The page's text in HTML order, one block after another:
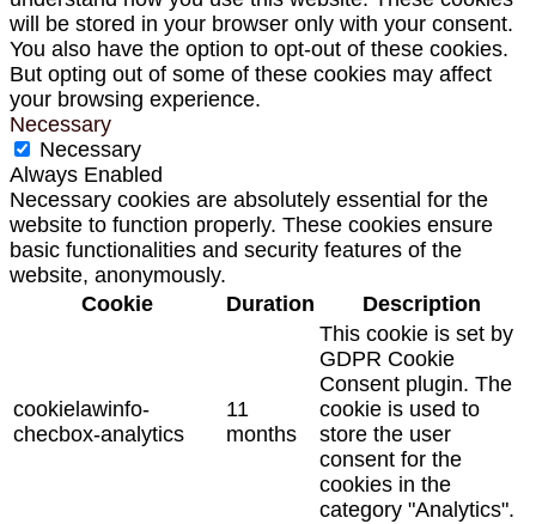
will be stored in your browser only with your consent.
You also have the option to opt-out of these cookies.
But opting out of some of these cookies may affect
your browsing experience.
Necessary
Necessary
Always Enabled
Necessary cookies are absolutely essential for the
website to function properly. These cookies ensure
basic functionalities and security features of the
website, anonymously.
Cookie
Duration Description
cookielawinfo-
checbox-analytics
11
months
This cookie is set by
GDPR Cookie
Consent plugin. The
cookie is used to
store the user
consent for the
cookies in the
category "Analytics".